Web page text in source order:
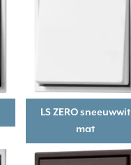
LS ZERO sneeuwwit
mat